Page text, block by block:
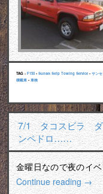
TAG : F150 • Sunset Strip Towing Service • サン
積載車 • 車検
7/1 タコスビラ ダ
ンペドロ……
金曜日なので夜のイ
Continue reading→